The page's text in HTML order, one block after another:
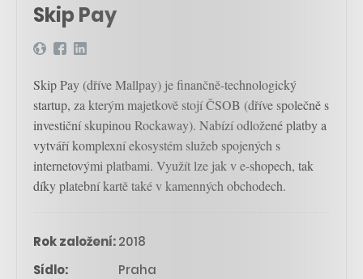
Skip Pay
Skip Pay (dříve Mallpay) je finančně-technologický
startup, za kterým majetkově stojí ČSOB (dříve společně s
investiční skupinou Rockaway). Nabízí odložené platby a
vytváří komplexní ekosystém služeb spojených s
internetovými platbami. Využít lze jak v e-shopech, tak
díky platební kartě také v kamenných obchodech.
Rok založení:2018
Sídlo:
Praha